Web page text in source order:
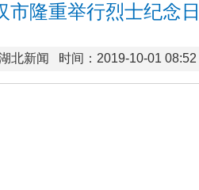
市隆重举行烈士纪念
北新闻 时间：2019-10-01 08:52